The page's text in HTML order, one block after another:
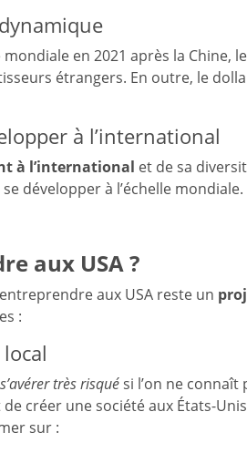
en 2021 après la Chine,
étrangers. En outre, le
à l’international
à l’international et de sa
développer à l’échelle mondiale.
aux USA ?
aux USA reste un
:
très risquési l’on ne connaît
créer une société aux États-
sur :